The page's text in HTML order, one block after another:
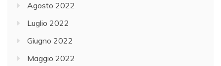
Agosto 2022
Luglio 2022
Giugno 2022
Maggio 2022